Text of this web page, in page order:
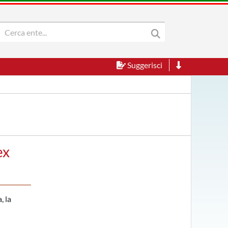
Suggerisci
la